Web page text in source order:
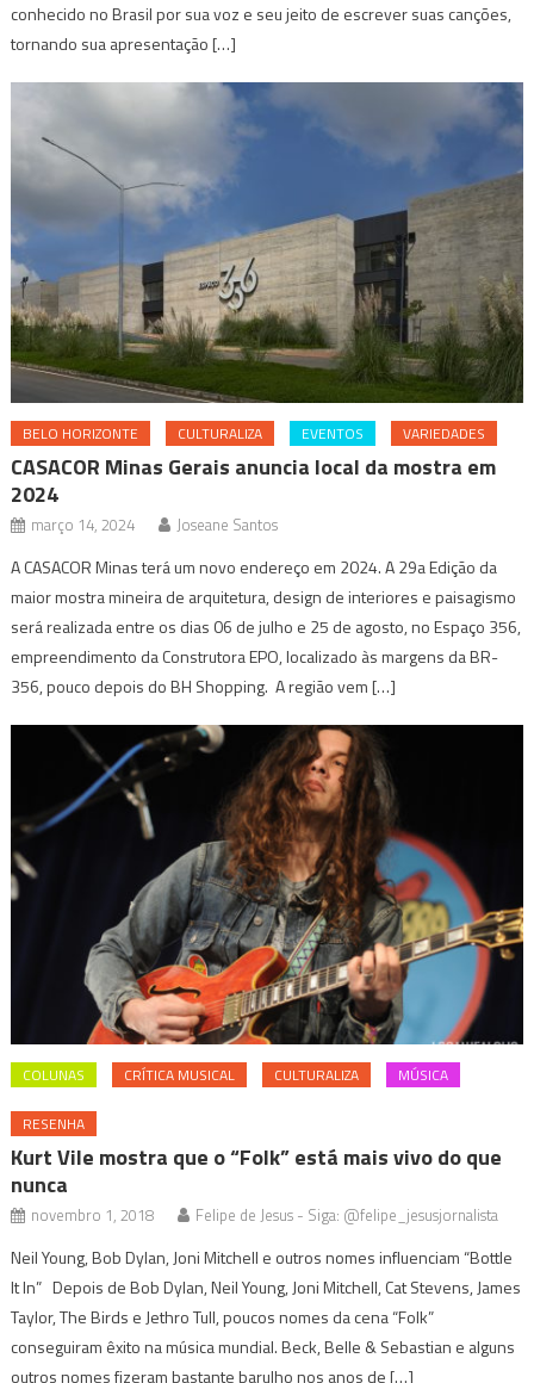
conhecido no Brasil por sua voz e seu jeito de escrever suas canções,
tornando sua apresentação […]
BELO HORIZONTE CULTURALIZA EVENTOS VARIEDADES
CASACOR Minas Gerais anuncia local da mostra em
2024
março 14, 2024 Joseane Santos
A CASACOR Minas terá um novo endereço em 2024. A 29a Edição da
maior mostra mineira de arquitetura, design de interiores e paisagismo
será realizada entre os dias 06 de julho e 25 de agosto, no Espaço 356,
empreendimento da Construtora EPO, localizado às margens da BR-
356, pouco depois do BH Shopping. A região vem […]
COLUNAS CRÍTICA MUSICAL CULTURALIZA MÚSICA
RESENHA
Kurt Vile mostra que o “Folk” está mais vivo do que
nunca
novembro 1, 2018 Felipe de Jesus - Siga: @felipe_jesusjornalista
Neil Young, Bob Dylan, Joni Mitchell e outros nomes influenciam “Bottle
It In” Depois de Bob Dylan, Neil Young, Joni Mitchell, Cat Stevens, James
Taylor, The Birds e Jethro Tull, poucos nomes da cena “Folk”
conseguiram êxito na música mundial. Beck, Belle & Sebastian e alguns
outros nomes fizeram bastante barulho nos anos de […]